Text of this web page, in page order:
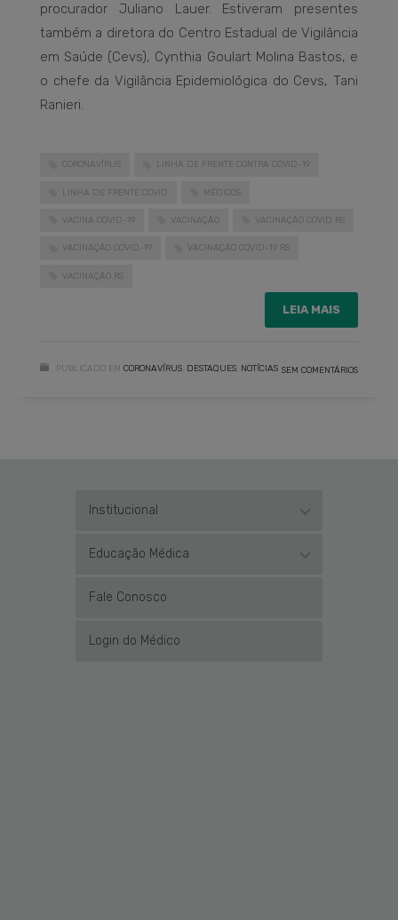
procurador Juliano Lauer. Estiveram presentes
também a diretora do Centro Estadual de Vigilância
em Saúde (Cevs), Cynthia Goulart Molina Bastos, e
o chefe da Vigilância Epidemiológica do Cevs, Tani
Ranieri.
CORONAVÍRUS LINHA DE FRENTE CONTRA COVID-19
LINHA DE FRENTE COVID MÉDICOS
VACINA COVID-19 VACINAÇÃO VACINAÇÃO COVID RS
VACINAÇÃO COVID-19 VACINAÇÃO COVID-19 RS
VACINAÇÃO RS
LEIA MAIS
PUBLICADO EM CORONAVÍRUS DESTAQUES NOTÍCIAS SEM COMENTÁRIOS
Institucional
Educação Médica
Fale Conosco
Login do Médico